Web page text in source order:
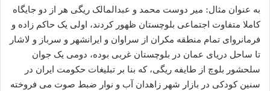
به عنوان مثال: میر دوست محمد و عبدالمالک ریگی هر از دو جایگاه
کاملا متفاوت اجتماعی بلوچستان ظهور کردند، اولی یک حاکم زاده و
فرمانروای تمام منطقه مکران از سراوان و ایرانشهر و سرباز و لاشار
تا ساحل دریای عمان در بلوچستان غربی بوده، دومی یک جوان
سلحشور بلوچ از طایفه ریگی، که بنا بر تبلیغات حکومت ایران در
سنین کودکی در بازار شهر زاهدان آب و نوار ضبط صوت می فروخته